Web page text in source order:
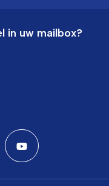
in uw mailbox?